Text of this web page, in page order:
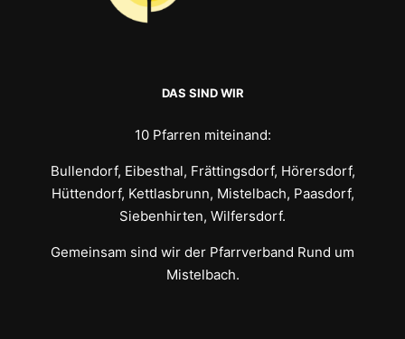
DAS SIND WIR
10 Pfarren miteinand:
Bullendorf, Eibesthal, Frättingsdorf, Hörersdorf,
Hüttendorf, Kettlasbrunn, Mistelbach, Paasdorf,
Siebenhirten, Wilfersdorf.
Gemeinsam sind wir der Pfarrverband Rund um
Mistelbach.